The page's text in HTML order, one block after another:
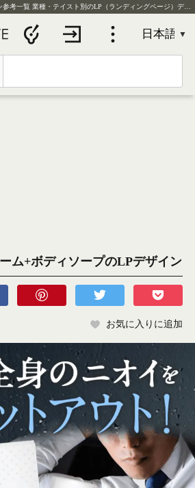
参考一覧 業種・テイスト別のLP（ランディングページ）デザイン実例を毎日更新
ム+ボディソープのLPデザイン
お気に入りに追加